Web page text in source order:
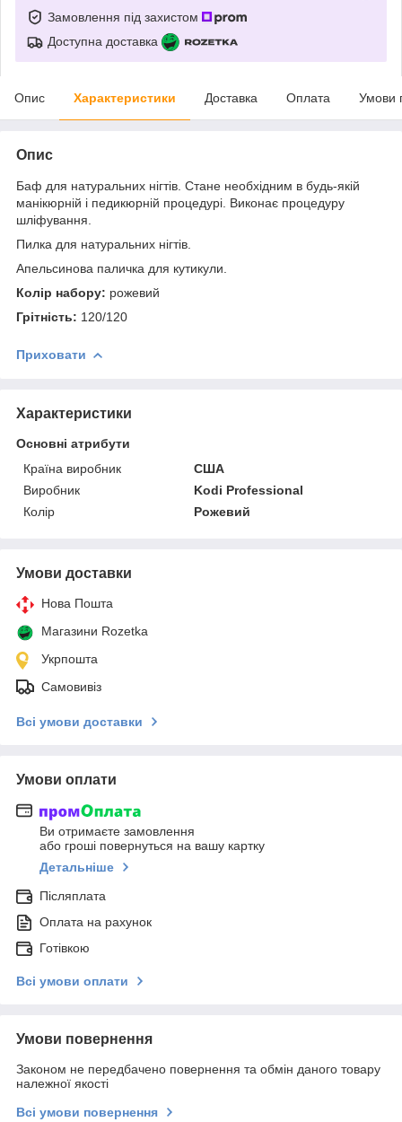
Замовлення під захистом
Доступна доставка
Опис Характеристики Доставка Оплата Умови
Опис
Баф для натуральних нігтів. Стане необхідним в будь-якій
манікюрній і педикюрній процедурі. Виконає процедуру
шліфування.
Пилка для натуральних нігтів.
Апельсинова паличка для кутикули.
Колір набору: рожевий
Грітність: 120/120
Приховати
Характеристики
Основні атрибути
Країна виробник
США
Виробник
Kodi Professional
Колір
Рожевий
Умови доставки
Нова Пошта
Магазини Rozetka
Укрпошта
Самовивіз
Всі умови доставки
Умови оплати
Ви отримаєте замовлення
або гроші повернуться на вашу картку
Детальніше
Післяплата
Оплата на рахунок
Готівкою
Всі умови оплати
Умови повернення
Законом не передбачено повернення та обмін даного товару
належної якості
Всі умови повернення